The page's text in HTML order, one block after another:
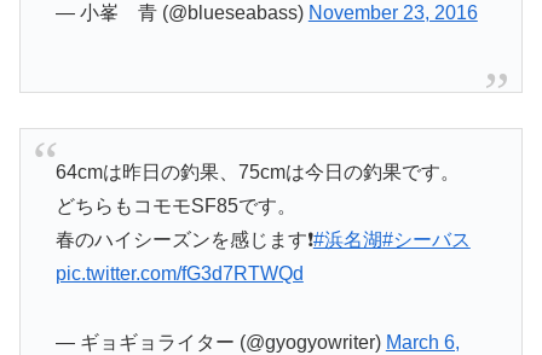
— 小峯 青 (@blueseabass) November 23, 2016
64cmは昨日の釣果、75cmは今日の釣果です。
どちらもコモモSF85です。
春のハイシーズンを感じます❗️#浜名湖#シーバス
pic.twitter.com/fG3d7RTWQd
— ギョギョライター (@gyogyowriter) March 6,